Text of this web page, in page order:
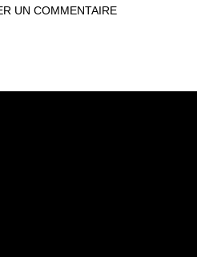
en ligne de propos incitant à
UN COMMENTAIRE